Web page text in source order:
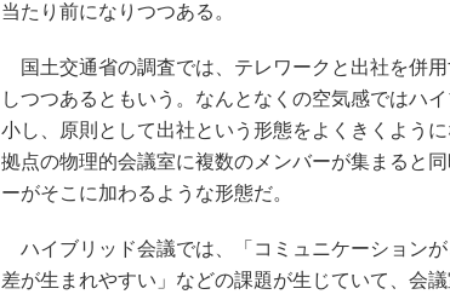
当たり前になりつつある。
国土交通省の調査では、テレワークと出社を併
しつつあるともいう。なんとなくの空気感ではハ
小し、原則として出社という形態をよくきくよう
拠点の物理的会議室に複数のメンバーが集まると
ーがそこに加わるような形態だ。
ハイブリッド会議では、「コミュニケーション
差が生まれやすい」などの課題が生じていて、会